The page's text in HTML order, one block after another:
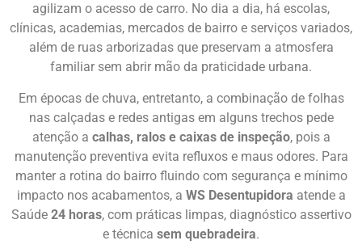
agilizam o acesso de carro. No dia a dia, há escolas,
clínicas, academias, mercados de bairro e serviços variados,
além de ruas arborizadas que preservam a atmosfera
familiar sem abrir mão da praticidade urbana.
Em épocas de chuva, entretanto, a combinação de folhas
nas calçadas e redes antigas em alguns trechos pede
atenção a calhas, ralos e caixas de inspeção, pois a
manutenção preventiva evita refluxos e maus odores. Para
manter a rotina do bairro fluindo com segurança e mínimo
impacto nos acabamentos, a WS Desentupidora atende a
Saúde 24 horas, com práticas limpas, diagnóstico assertivo
e técnica sem quebradeira.